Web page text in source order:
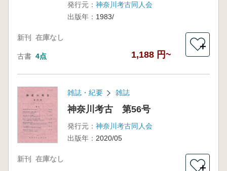
発行元： 神奈川考古同人会
出版年： 1983/
新刊 在庫なし
古書 4点 1,188 円~
＋
雑誌・紀要 雑誌
神奈川考古 第56号
発行元： 神奈川考古同人会
出版年： 2020/05
新刊 在庫なし
＋